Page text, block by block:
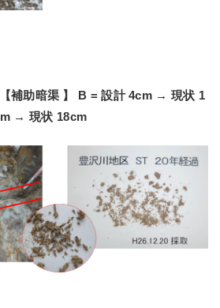
補助暗渠 】 B = 設計 4cm → 現状 1
→ 現状 18cm